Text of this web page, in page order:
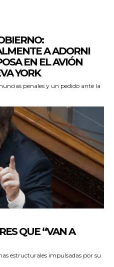
A ADORNI
EN EL AVIÓN
YORK
penales y un pedido ante la
QUE “VAN A
estructurales impulsadas por su